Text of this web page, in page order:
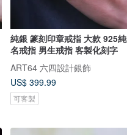
純銀 篆刻印章戒指 大款 925
名戒指 男生戒指 客製化刻字
ART64 六四設計銀飾
US$ 399.99
可客製